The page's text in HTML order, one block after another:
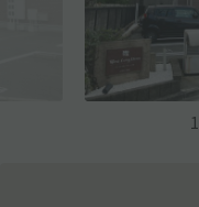
1